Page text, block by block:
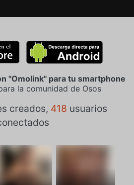
"Omolink" para tu smartphone
la comunidad de Osos
creados, 418 usuarios